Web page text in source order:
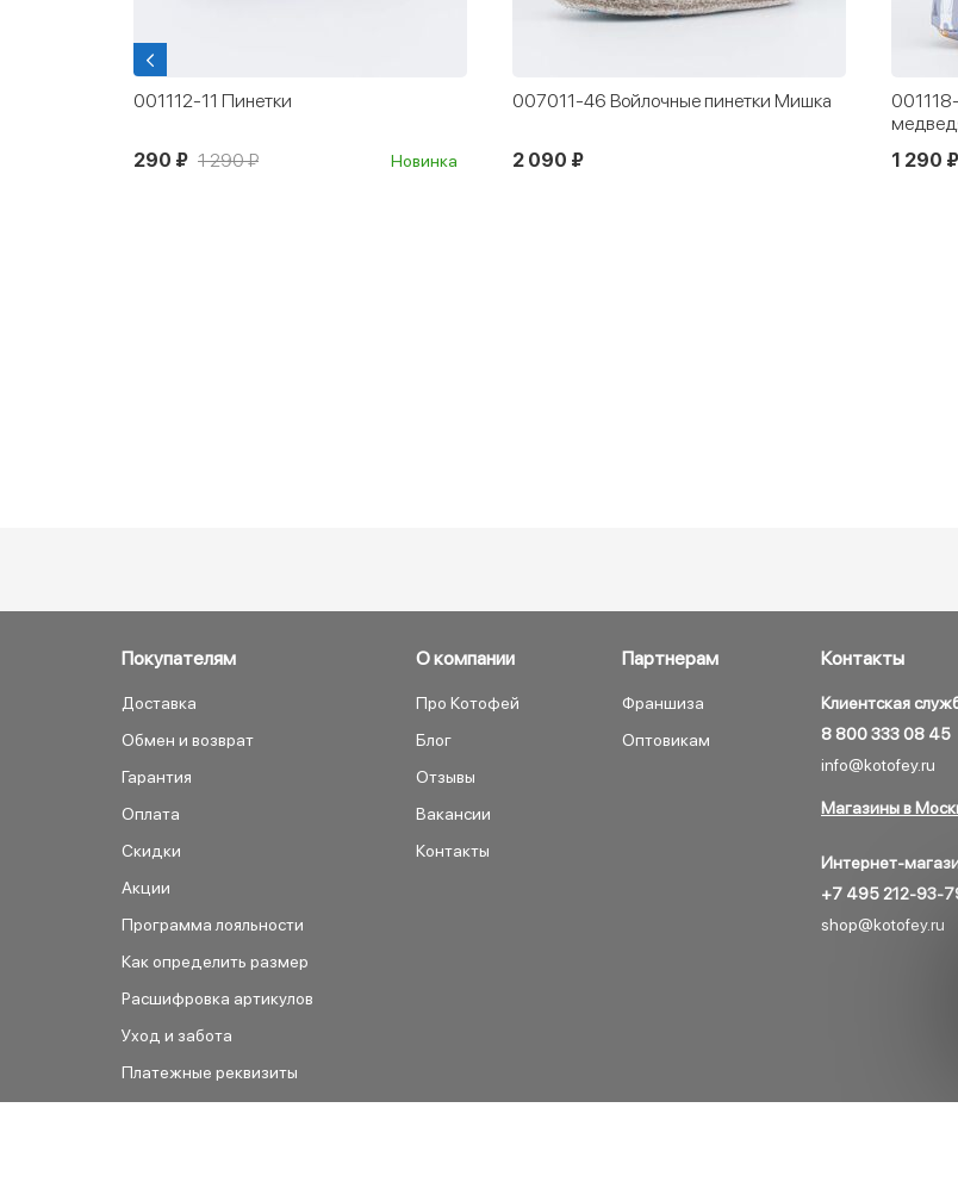
001112-11 Пинетки
290 ₽ 1 290 ₽ Новинка
007011-46 Войлочные пинетки Мишка
2 090 ₽
1 290 ₽
Покупателям
Доставка
Обмен и возврат
Гарантия
Оплата
Скидки
Акции
Программа лояльности
Как определить размер
Расшифровка артикулов
Уход и забота
Платежные реквизиты
О компании
Про Котофей
Блог
Отзывы
Вакансии
Контакты
Партнерам
Франшиза
Оптовикам
Контакты
Клиентская
8 800 333 08 45
info@kotofey.ru
Магазины в
Интернет-
+7 495 212-93-
shop@kotofey.ru